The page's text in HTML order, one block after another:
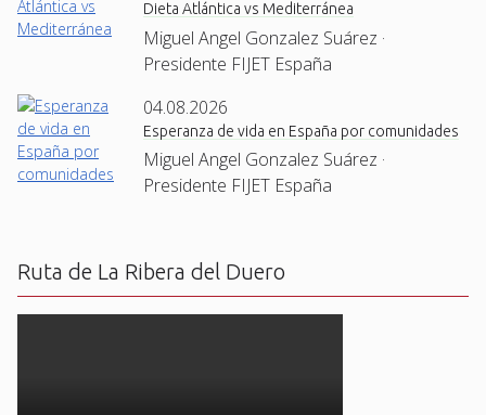
Dieta Atlántica vs Mediterránea
Miguel Angel Gonzalez Suárez ·
Presidente FIJET España
04.08.2026
Esperanza de vida en España por comunidades
Miguel Angel Gonzalez Suárez ·
Presidente FIJET España
Ruta de La Ribera del Duero